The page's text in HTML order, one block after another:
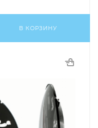
В КОРЗИНУ